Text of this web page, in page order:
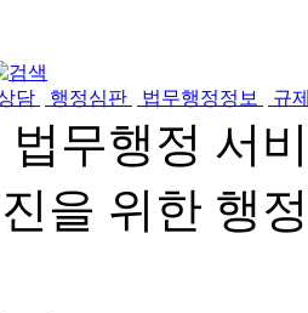
담 행정심판 법무행정정보 규
무행정 서
을 위한 행